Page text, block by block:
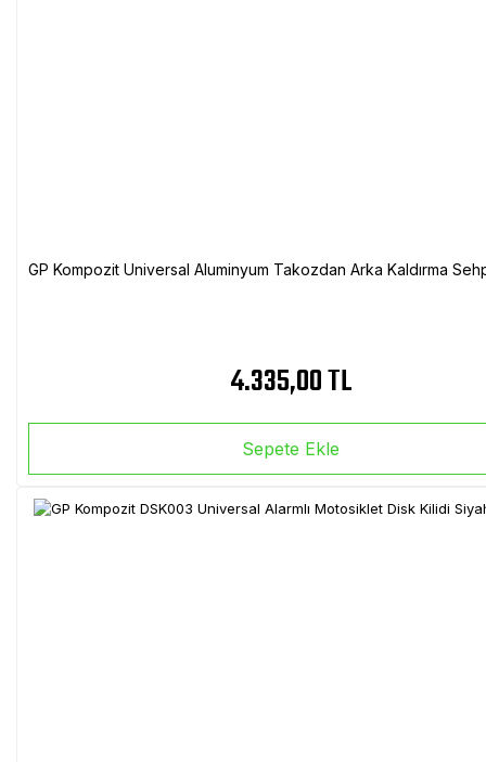
GP Kompozit Universal Aluminyum Takozdan Arka Kaldırma
4.335,00 TL
Sepete Ekle